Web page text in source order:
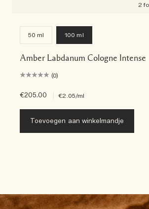
2
50 ml 100 ml
Amber Labdanum Cologne Intense
(0)
€205.00 €2.05/ml
Toevoegen aan winkelmandje